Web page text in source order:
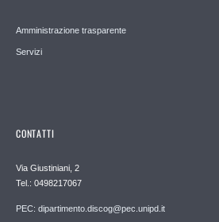
Amministrazione trasparente
Servizi
CONTATTI
Via Giustiniani, 2
Tel.: 0498217067
PEC: dipartimento.discog@pec.unipd.it